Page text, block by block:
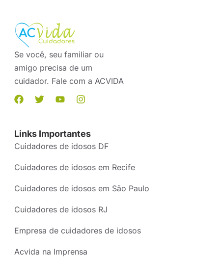
Se você, seu familiar ou
amigo precisa de um
cuidador. Fale com a ACVIDA
Links Importantes
Cuidadores de idosos DF
Cuidadores de idosos em Recife
Cuidadores de idosos em São Paulo
Cuidadores de idosos RJ
Empresa de cuidadores de idosos
Acvida na Imprensa